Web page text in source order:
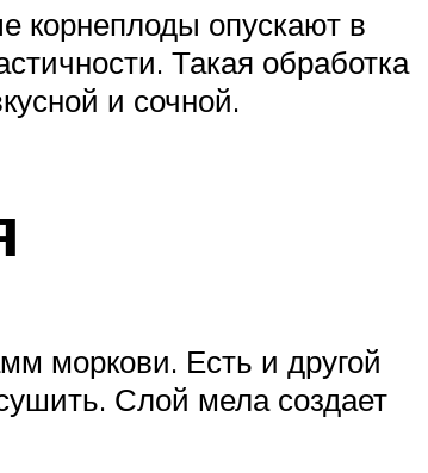
корнеплоды опускают в
Такая обработка
и сочной.
моркови. Есть и другой
Слой мела создает